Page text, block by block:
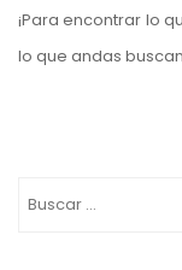
¡Para encontrar lo
lo que andas